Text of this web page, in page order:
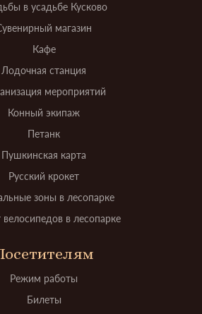
в усадьбе Кусково
магазин
Кафе
Лодочная станция
мероприятий
Конный экипаж
Петанк
Пушкинская карта
Русский крокет
зоны в лесопарке
велосипедов в лесопарке
Режим работы
Билеты